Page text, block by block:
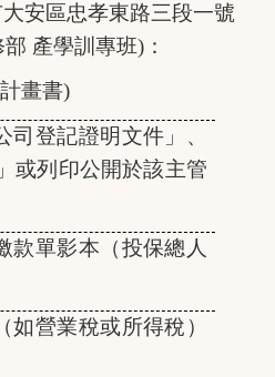
安區忠孝東路三段一號
產學訓專班)：
畫書)
司登記證明文件」、
或列印公開於該主管
款單影本（投保總人
營業稅或所得稅）